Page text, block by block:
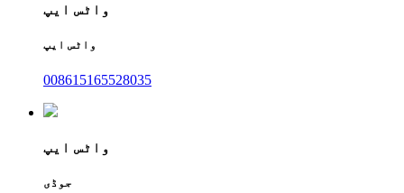
واٹس ایپ
واٹس ایپ
008615165528035
واٹس ایپ
جوڈی